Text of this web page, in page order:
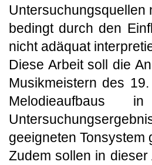
Untersuchungsquellen
bedingt durch den
nicht adäquat
Diese Arbeit soll die
Musikmeistern des
geeigneten Tonsystem
Zudem sollen in